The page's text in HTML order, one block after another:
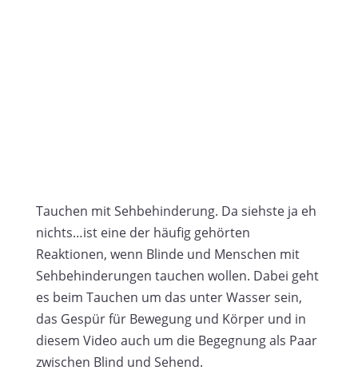
Tauchen mit Sehbehinderung. Da siehste ja eh
nichts…ist eine der häufig gehörten
Reaktionen, wenn Blinde und Menschen mit
Sehbehinderungen tauchen wollen. Dabei geht
es beim Tauchen um das unter Wasser sein,
das Gespür für Bewegung und Körper und in
diesem Video auch um die Begegnung als Paar
zwischen Blind und Sehend.